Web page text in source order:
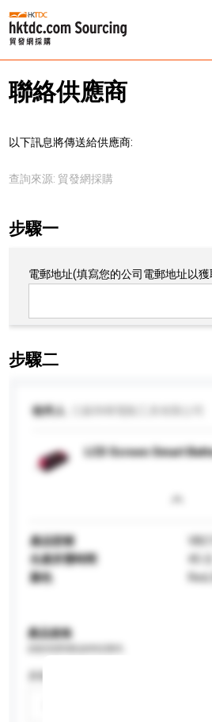
聯絡供應商
以下訊息將傳送給供應商:
查詢來源: 貿發網採購
步驟一
電郵地址(填寫您的公司電郵地址以
步驟二
收件人
LCD Screen Smart
產品型號
生產所需時間
45 日
顏色
產品規格